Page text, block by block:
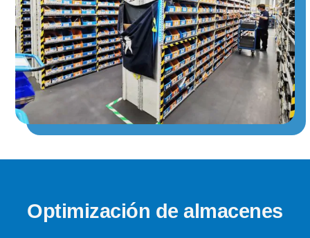
Optimización de almacenes